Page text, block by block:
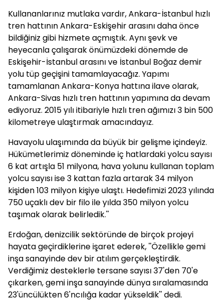
Kullananlarınız mutlaka vardır, Ankara-İstanbul hızlı
tren hattının Ankara-Eskişehir arasını daha önce
bildiğiniz gibi hizmete açmıştık. Aynı şevk ve
heyecanla çalışarak önümüzdeki dönemde de
Eskişehir-İstanbul arasını ve İstanbul Boğaz demir
yolu tüp geçişini tamamlayacağız. Yapımı
tamamlanan Ankara-Konya hattına ilave olarak,
Ankara-Sivas hızlı tren hattının yapımına da devam
ediyoruz. 2015 yılı itibariyle hızlı tren ağımızı 3 bin 500
kilometreye ulaştırmak amacındayız.
Havayolu ulaşımında da büyük bir gelişme içindeyiz.
Hükümetlerimiz döneminde iç hatlardaki yolcu sayısı
6 kat artışla 51 milyona, hava yolunu kullanan toplam
yolcu sayısı ise 3 kattan fazla artarak 34 milyon
kişiden 103 milyon kişiye ulaştı. Hedefimizi 2023 yılında
750 uçaklı dev bir filo ile yılda 350 milyon yolcu
taşımak olarak belirledik.''
Erdoğan, denizcilik sektöründe de birçok projeyi
hayata geçirdiklerine işaret ederek, ''Özellikle gemi
inşa sanayinde dev bir atılım gerçekleştirdik.
Verdiğimiz desteklerle tersane sayısı 37'den 70'e
çıkarken, gemi inşa sanayinde dünya sıralamasında
23'üncülükten 6'ncılığa kadar yükseldik'' dedi.